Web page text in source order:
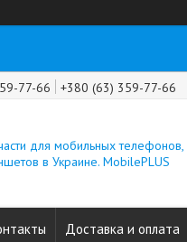
77-66 +380 (63) 359-77-66
для мобильных телефонов,
в Украине. MobilePLUS
Доставка и оплата